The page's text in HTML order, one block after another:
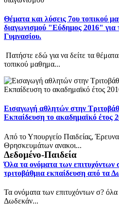
Θέματα και λύσεις 7ου τοπικού
διαγωνισμού "Εύδημος 2016" για
Γυμνασίου.
Πατήστε εδώ για να δείτε τα
τοπικού μαθημα...
Εισαγωγή αθλητών στην
Εκπαίδευση το ακαδημαϊκό έτος
Από το Υπουργείο Παιδείας,
Θρησκευμάτων ανακοι...
Όλα τα ονόματα των επιτυχόντων
τριτοβάθμια εκπαίδευση από τα
Τα ονόματα των επιτυχόντων σ? όλα
Δωδεκάν...
Δεδομένο-Παιδεία